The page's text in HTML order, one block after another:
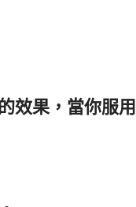
效果，當你服